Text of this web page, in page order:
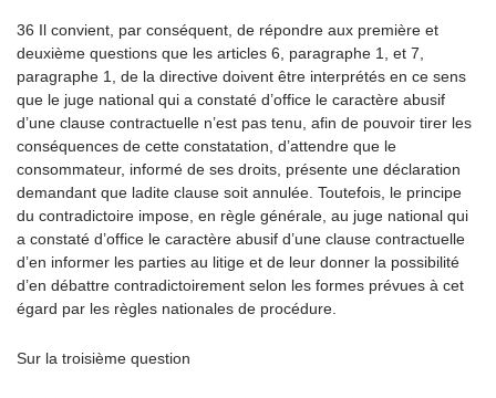
36 Il convient, par conséquent, de répondre aux première et
deuxième questions que les articles 6, paragraphe 1, et 7,
paragraphe 1, de la directive doivent être interprétés en ce sens
que le juge national qui a constaté d’office le caractère abusif
d’une clause contractuelle n’est pas tenu, afin de pouvoir tirer les
conséquences de cette constatation, d’attendre que le
consommateur, informé de ses droits, présente une déclaration
demandant que ladite clause soit annulée. Toutefois, le principe
du contradictoire impose, en règle générale, au juge national qui
a constaté d’office le caractère abusif d’une clause contractuelle
d’en informer les parties au litige et de leur donner la possibilité
d’en débattre contradictoirement selon les formes prévues à cet
égard par les règles nationales de procédure.
Sur la troisième question